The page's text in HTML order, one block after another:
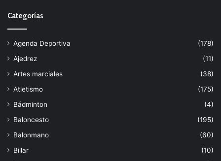
Categorías
Agenda Deportiva
(178)
Ajedrez
(11)
Artes marciales
(38)
Atletismo
(175)
Bádminton
(4)
Baloncesto
(195)
Balonmano
(60)
Billar
(10)